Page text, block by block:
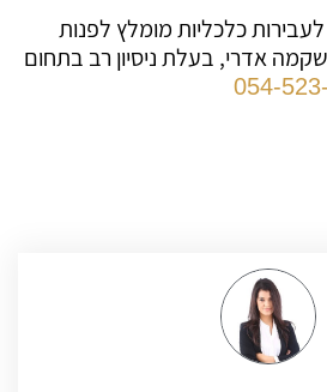
לעבירות כלכליות מומלץ לפנות
אדרי, בעלת ניסיון רב בתחום
054-